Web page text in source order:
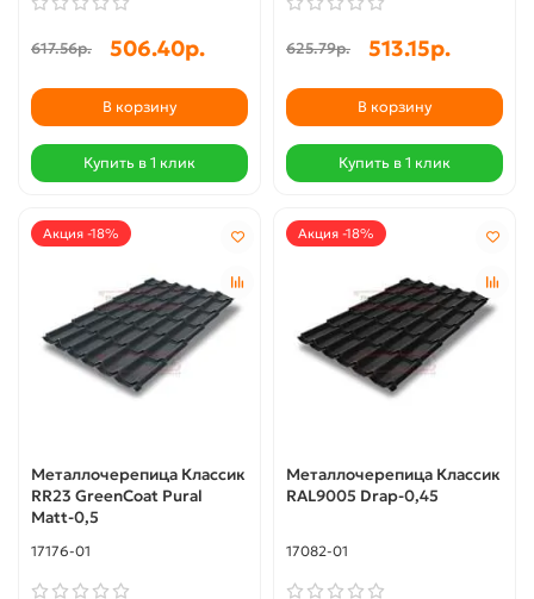
617.56р. 506.40р.
В корзину
Купить в 1 клик
625.79р. 513.15р.
В корзину
Купить в 1 клик
Акция -18%
Металлочерепица Классик
RR23 GreenCoat Pural
Matt-0,5
17176-01
Акция -18%
Металлочерепица Классик
RAL9005 Drap-0,45
17082-01